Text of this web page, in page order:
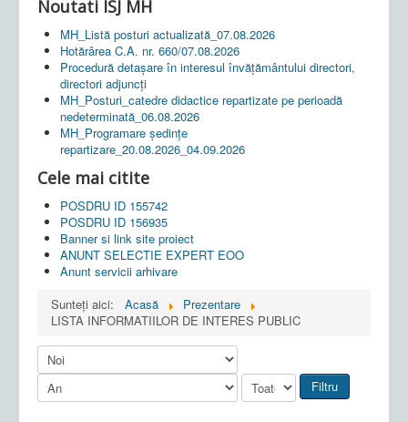
Noutati ISJ MH
MH_Listă posturi actualizată_07.08.2026
Hotărârea C.A. nr. 660/07.08.2026
Procedură detașare în interesul învățământului directori,
directori adjuncți
MH_Posturi_catedre didactice repartizate pe perioadă
nedeterminată_06.08.2026
MH_Programare ședințe
repartizare_20.08.2026_04.09.2026
Cele mai citite
POSDRU ID 155742
POSDRU ID 156935
Banner si link site proiect
ANUNT SELECTIE EXPERT EOO
Anunt servicii arhivare
Sunteți aici:
Acasă
Prezentare
LISTA INFORMATIILOR DE INTERES PUBLIC
Filtru